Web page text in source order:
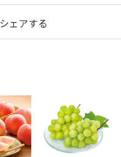
シェアする